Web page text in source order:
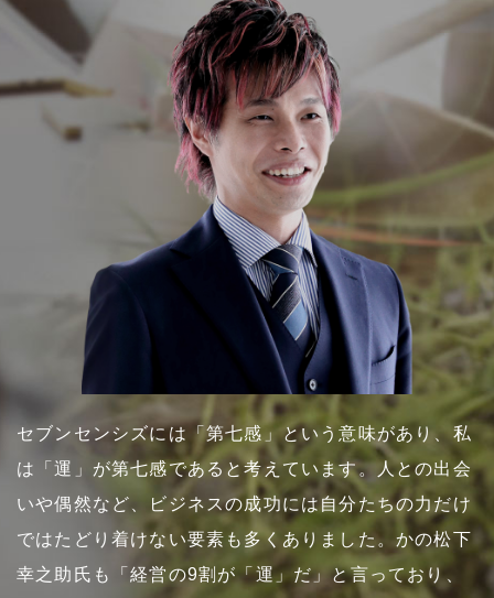
セブンセンシズには「第七感」という意味があり、私
は「運」が第七感であると考えています。人との出会
いや偶然など、ビジネスの成功には自分たちの力だけ
ではたどり着けない要素も多くありました。かの松下
幸之助氏も「経営の9割が「運」だ」と言っており、